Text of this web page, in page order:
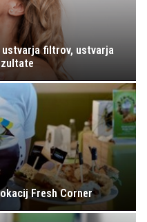
filtrov, ustvarja
Fresh Corner